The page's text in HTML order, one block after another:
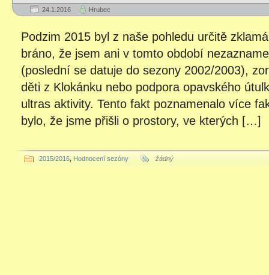
24.1.2016 Hrubec
Podzim 2015 byl z naše pohledu určitě
bráno, že jsem ani v tomto období
(poslední se datuje do sezony 2002/2003),
děti z Klokánku nebo podpora opavského
ultras aktivity. Tento fakt poznamenalo více
bylo, že jsme přišli o prostory, ve kterých […]
2015/2016 Hodnocení sezóny žádný